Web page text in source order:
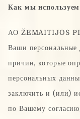
Как мы
АО ŽEMAITIJOS
Ваши персональные
причин, которые
персональных
заключить и (или)
по Вашему